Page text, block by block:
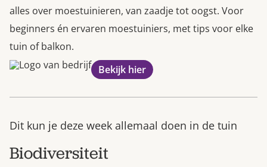
alles over moestuinieren, van zaadje tot oogst. Voor
beginners én ervaren moestuiniers, met tips voor elke
tuin of balkon.
Bekijk hier
Dit kun je deze week allemaal doen in de tuin
Biodiversiteit